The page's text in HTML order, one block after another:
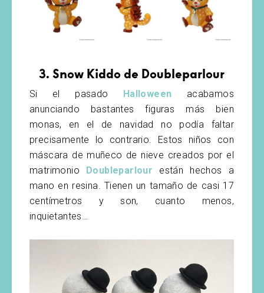
3. Snow Kiddo de Doubleparlour
Si el pasado Halloween acabamos
anunciando bastantes figuras más bien
monas, en el de navidad no podía faltar
precisamente lo contrario. Estos niños con
máscara de muñeco de nieve creados por el
matrimonio
Doubleparlour están hechos a
mano en resina. Tienen un tamaño de casi 17
centímetros y son, cuanto menos,
inquietantes…